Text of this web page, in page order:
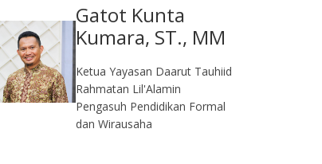
Gatot Kunta
Kumara, ST., MM
Ketua Yayasan Daarut Tauhiid
Rahmatan Lil'Alamin
Pengasuh Pendidikan Formal
dan Wirausaha